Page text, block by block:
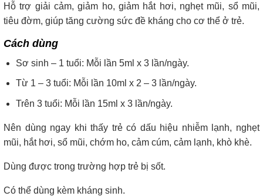
Hỗ trợ giải cảm, giảm ho, giảm hắt hơi, nghẹt mũi, sổ mũi,
tiêu đờm, giúp tăng cường sức đề kháng cho cơ thể ở trẻ.
Cách dùng
Sơ sinh – 1 tuổi: Mỗi lần 5ml x 3 lần/ngày.
Từ 1 – 3 tuổi: Mỗi lần 10ml x 2 – 3 lần/ngày.
Trên 3 tuổi: Mỗi lần 15ml x 3 lần/ngày.
Nên dùng ngay khi thấy trẻ có dấu hiệu nhiễm lạnh, nghẹt
mũi, hắt hơi, sổ mũi, chớm ho, cảm cúm, cảm lạnh, khò khè.
Dùng được trong trường hợp trẻ bị sốt.
Có thể dùng kèm kháng sinh.